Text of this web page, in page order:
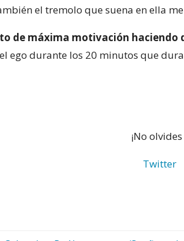
el tremolo que suena en ella
de máxima motivación haciendo
ego durante los 20 minutos que
¡No
Twitter